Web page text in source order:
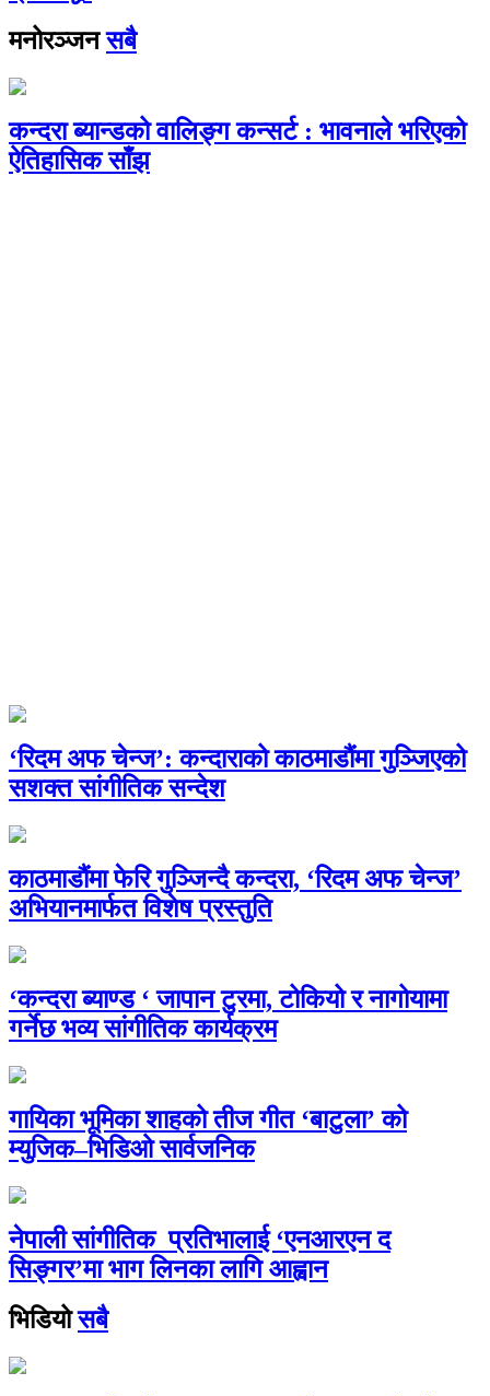
मनोरञ्जन सबै
कन्दरा ब्यान्डको वालिङ्ग कन्सर्ट : भावनाले भरिएको
ऐतिहासिक साँझ
‘रिदम अफ चेन्ज’: कन्दाराको काठमाडौंमा गुञ्जिएको
सशक्त सांगीतिक सन्देश
काठमाडौंमा फेरि गुञ्जिन्दै कन्दरा, ‘रिदम अफ चेन्ज’
अभियानमार्फत विशेष प्रस्तुति
‘कन्दरा ब्याण्ड ‘ जापान टुरमा, टोकियो र नागोयामा
गर्नेछ भव्य सांगीतिक कार्यक्रम
गायिका भूमिका शाहको तीज गीत ‘बाटुला’ को
म्युजिक–भिडिओ सार्वजनिक
नेपाली सांगीतिक प्रतिभालाई ‘एनआरएन द
सिङ्गर’मा भाग लिनका लागि आह्वान
भिडियो सबै